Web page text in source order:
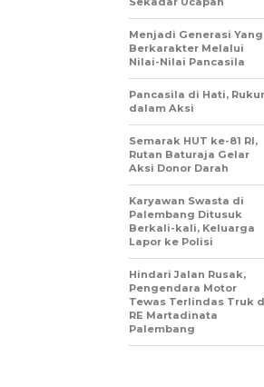
Menjadi Generasi Yang
Berkarakter Melalui
Nilai-Nilai Pancasila
Pancasila di Hati,
dalam Aksi
Semarak HUT ke-81 RI,
Rutan Baturaja Gelar
Aksi Donor Darah
Karyawan Swasta di
Palembang Ditusuk
Berkali-kali, Keluarga
Lapor ke Polisi
Hindari Jalan Rusak,
Pengendara Motor
Tewas Terlindas Truk
RE Martadinata
Palembang